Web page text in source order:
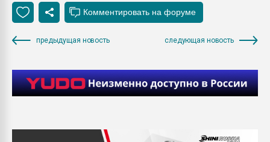
предыдущая новость следующая новость